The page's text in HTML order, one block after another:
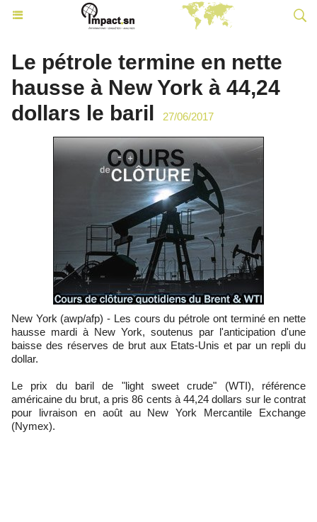
Le pétrole termine en nette
hausse à New York à 44,24
dollars le baril
27/06/2017
New York (awp/afp) - Les cours du pétrole ont terminé en nette
hausse mardi à New York, soutenus par l'anticipation d'une
baisse des réserves de brut aux Etats-Unis et par un repli du
dollar.
Le prix du baril de "light sweet crude" (WTI), référence
américaine du brut, a pris 86 cents à 44,24 dollars sur le contrat
pour livraison en août au New York Mercantile Exchange
(Nymex).